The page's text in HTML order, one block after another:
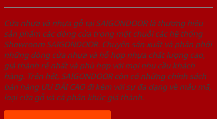
Cửa nhựa và nhựa gỗ tại SAIGONDOOR là thương hiệu
sản phẩm các dòng cửa trong một chuỗi các hệ thống
Showroom SAIGONDOOR. Chuyên sản xuất và phân phối
những dòng cửa nhựa và hỗ hợp nhựa chất lượng cao,
giá thành rẻ nhất và phù hợp với mọi nhu cầu khách
hàng. Trên hết, SAIGONDOOR còn có những chính sách
bán hàng ƯU ĐÃI CAO đi kèm với sự đa dạng về mẫu mã,
loại cửa gỗ và cả phân khúc giá thành.